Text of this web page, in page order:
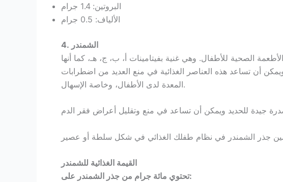
البروتين: 1.4 جرام
الألياف: 0.5 جرام
4. الشمندر
الصحية للأطفال. وهي غنية بفيتامينات أ، ب، ج، هـ، كما أنها
أن تساعد هذه العناصر الغذائية في منع العديد من اضطرابات
المعدة لدى الأطفال، وخاصة الإسهال.
القيمة الغذائية للشمندر
تحتوي مائة جرام من جذر الشمندر على: